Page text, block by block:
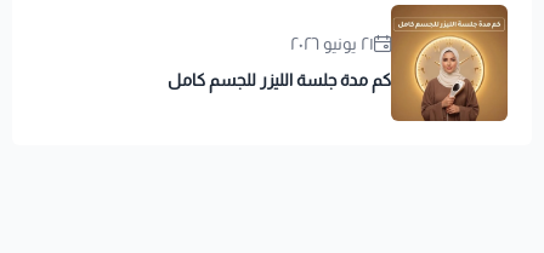
٢١ يونيو ٢٠٢٦
كم مدة جلسة الليزر للجسم كامل